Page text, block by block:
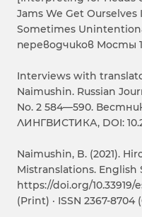
Jams We Get
Sometimes
переводчиков Мосты
Interviews with
Naimushin. Russian
No. 2 584—590.
ЛИНГВИСТИКА, DOI:
Naimushin, B. (2021).
Mistranslations. English
https://doi.org/10.33919/
(Print) · ISSN 2367-8704